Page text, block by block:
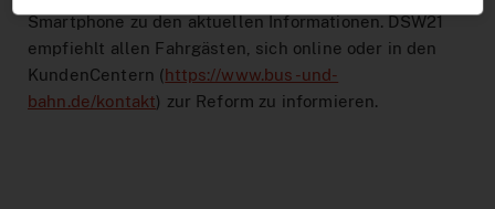
Smartphone zu den aktuellen Informationen. DSW21
empfiehlt allen Fahrgästen, sich online oder in den
KundenCentern (https://www.bus-und-
bahn.de/kontakt) zur Reform zu informieren.